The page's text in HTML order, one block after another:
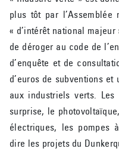
plus tôt par
« d’intérêt national
de déroger au code de
d’enquête et de
d’euros de subventions et
aux industriels verts.
surprise, le
électriques, les pompes
dire les projets du